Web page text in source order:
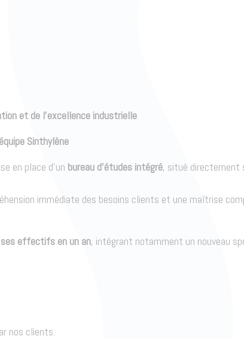
et de l’excellence industrielle
Sinthylène
en place d’un bureau d’études intégré, situé directement
immédiate des besoins clients et une maîtrise
ses effectifs en un an, intégrant notamment un nouveau
nos clients.